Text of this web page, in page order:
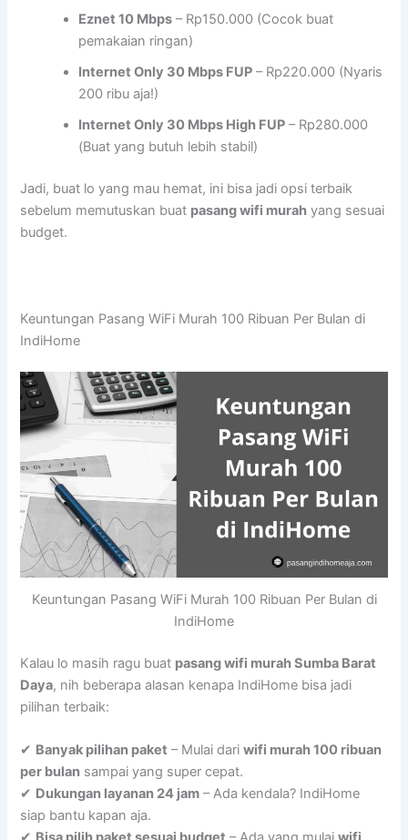
Eznet 10 Mbps – Rp150.000 (Cocok buat
pemakaian ringan)
Internet Only 30 Mbps FUP – Rp220.000 (Nyaris
200 ribu aja!)
Internet Only 30 Mbps High FUP – Rp280.000
(Buat yang butuh lebih stabil)
Jadi, buat lo yang mau hemat, ini bisa jadi opsi terbaik
sebelum memutuskan buat pasang wifi murah yang sesuai
budget.
Keuntungan Pasang WiFi Murah 100 Ribuan Per Bulan di
IndiHome
Keuntungan Pasang WiFi Murah 100 Ribuan Per Bulan di
IndiHome
Kalau lo masih ragu buat pasang wifi murah Sumba Barat
Daya, nih beberapa alasan kenapa IndiHome bisa jadi
pilihan terbaik:
✔ Banyak pilihan paket – Mulai dariwifi murah 100 ribuan
per bulan sampai yang super cepat.
✔ Dukungan layanan 24 jam – Ada kendala? IndiHome
siap bantu kapan aja.